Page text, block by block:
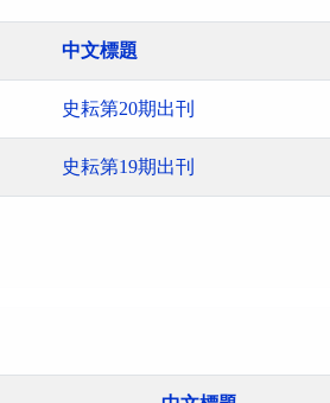
中文標題
史耘第20期出刊
史耘第19期出刊